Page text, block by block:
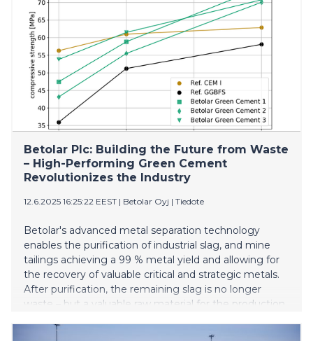
CO2-päästöjä olennaisesti pienentävä
lämpöakkuratkaisu otetaan käyttöön vuoden 20
Betolar Plc: Building the Future from Waste
– High-Performing Green Cement
Revolutionizes the Industry
12.6.2025 16:25:22 EEST | Betolar Oyj | Tiedote
Betolar's advanced metal separation technology
enables the purification of industrial slag, and mine
tailings achieving a 99 % metal yield and allowing for
the recovery of valuable critical and strategic metals.
After purification, the remaining slag is no longer
waste – but a valuable raw material for the production